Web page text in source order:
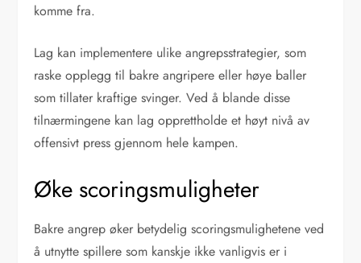
komme fra.
Lag kan implementere ulike angrepsstrategier, som
raske opplegg til bakre angripere eller høye baller
som tillater kraftige svinger. Ved å blande disse
tilnærmingene kan lag opprettholde et høyt nivå av
offensivt press gjennom hele kampen.
Øke scoringsmuligheter
Bakre angrep øker betydelig scoringsmulighetene ved
å utnytte spillere som kanskje ikke vanligvis er i